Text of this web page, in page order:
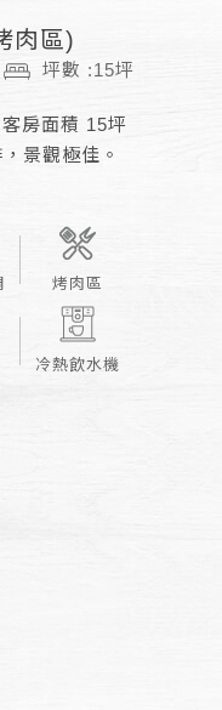
肉區)
坪數 :15坪
房面積 15坪
景觀極佳。
烤肉區
冷熱飲水機